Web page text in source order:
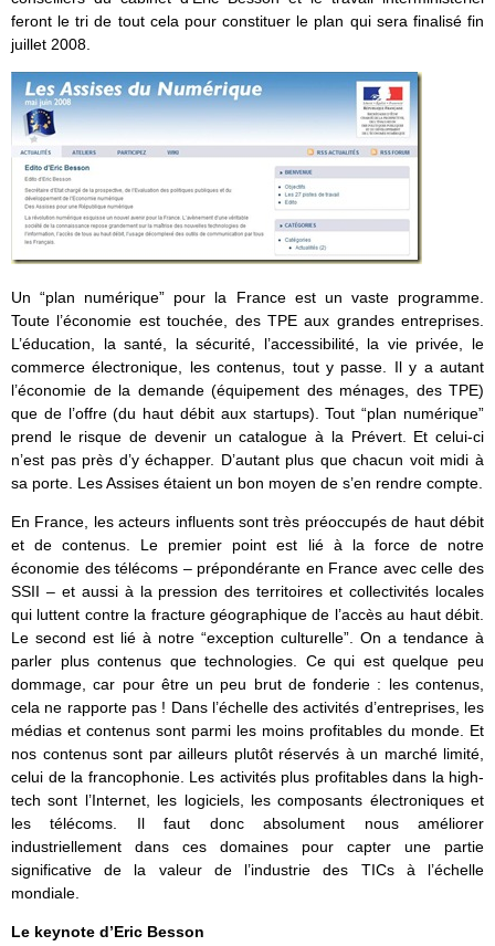
feront le tri de tout cela pour constituer le plan qui sera finalisé fin
juillet 2008.
Un “plan numérique” pour la France est un vaste programme.
Toute l’économie est touchée, des TPE aux grandes entreprises.
L’éducation, la santé, la sécurité, l’accessibilité, la vie privée, le
commerce électronique, les contenus, tout y passe. Il y a autant
l’économie de la demande (équipement des ménages, des TPE)
que de l’offre (du haut débit aux startups). Tout “plan numérique”
prend le risque de devenir un catalogue à la Prévert. Et celui-ci
n’est pas près d’y échapper. D’autant plus que chacun voit midi à
sa porte. Les Assises étaient un bon moyen de s’en rendre compte.
En France, les acteurs influents sont très préoccupés de haut débit
et de contenus. Le premier point est lié à la force de notre
économie des télécoms – prépondérante en France avec celle des
SSII – et aussi à la pression des territoires et collectivités locales
qui luttent contre la fracture géographique de l’accès au haut débit.
Le second est lié à notre “exception culturelle”. On a tendance à
parler plus contenus que technologies. Ce qui est quelque peu
dommage, car pour être un peu brut de fonderie : les contenus,
cela ne rapporte pas ! Dans l’échelle des activités d’entreprises, les
médias et contenus sont parmi les moins profitables du monde. Et
nos contenus sont par ailleurs plutôt réservés à un marché limité,
celui de la francophonie. Les activités plus profitables dans la high-
tech sont l’Internet, les logiciels, les composants électroniques et
les télécoms. Il faut donc absolument nous améliorer
industriellement dans ces domaines pour capter une partie
significative de la valeur de l’industrie des TICs à l’échelle
mondiale.
Le keynote d’Eric Besson